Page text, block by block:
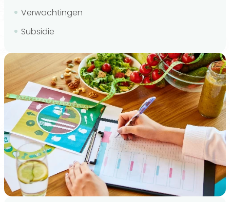
Verwachtingen
Subsidie